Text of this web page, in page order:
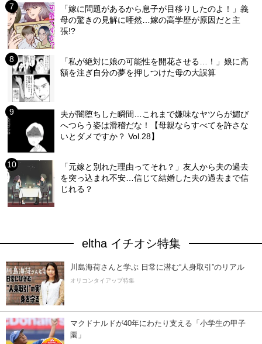
「嫁に問題があるから息子が目移りしたのよ！」義
母の驚きの見解に唖然…嫁の高学歴が原因だと主
張!?
「私が絶対に娘の可能性を開花させる…！」娘に高
額を注ぎ自分の夢を押しつけた母の大誤算
夫が闇堕ちした瞬間…これまで嫌味なヤツらが媚び
へつらう姿は滑稽だな！【母親ならすべてを許さな
いとダメですか？ Vol.28】
「元嫁と別れた理由ってそれ？」友人から夫の過去
を突っ込まれ不安…信じて結婚した夫の過去まで信
じれる？
eltha イチオシ特集
川島海荷さんと学ぶ 日常に潜む“人身取引”のリアル
オリコンタイアップ特集
マクドナルドが40年にわたり支える「小学生の甲子
園」